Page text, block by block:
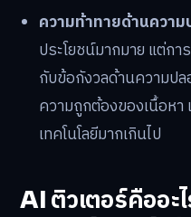
ความท้าทายด้านควา
ประโยชน์มากมาย แต่ก
กับข้อกังวลด้านความป
ความถูกต้องของเนื้อหา
เทคโนโลยีมากเกินไป
AI ติวเตอร์คืออะ